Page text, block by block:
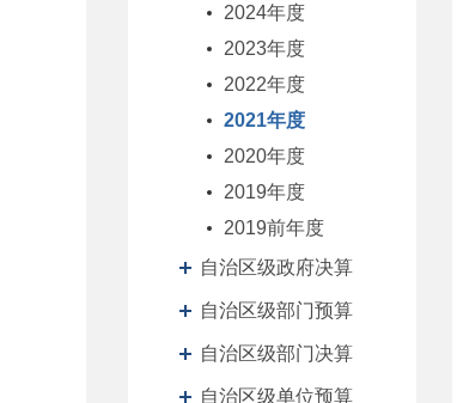
2024年度
2023年度
2022年度
2021年度
2020年度
2019年度
2019前年度
自治区级政府决算
自治区级部门预算
自治区级部门决算
自治区级单位预算